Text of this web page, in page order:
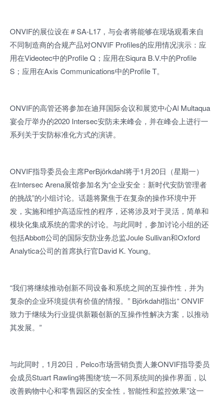
ONVIF的展位设在＃SA-L17，与会者将能够在现场观看来自
不同制造商的合规产品对ONVIF Profiles的应用情况演示：应
用在Videotec中的Profile Q；应用在Siqura B.V.中的Profile
S；应用在Axis Communications中的Profile T。
ONVIF的高管还将参加在迪拜国际会议和展览中心Al Multaqua
宴会厅举办的2020 Intersec安防未来峰会，并在峰会上进行一
系列关于安防标准化方式的演讲。
ONVIF指导委员会主席PerBjörkdahl将于1月20日（星期一）
在Intersec Arena展馆参加名为“企业安全：新时代安防管理者
的挑战”的小组讨论。话题将聚焦于在复杂的操作环境中开
发，实施和维护高适应性的程序，还将涉及对于灵活，简单和
模块化集成系统的需求的讨论。与此同时，参加讨论小组的还
包括Abbott公司的国际安防业务总监Joule Sullivan和Oxford
Analytica公司的首席执行官David K. Young。
“我们将继续推动创新不同设备和系统之间的互操作性，并为
复杂的企业环境提供有价值的情报。” Björkdahl指出“ ONVIF
致力于继续为行业提供新颖创新的互操作性解决方案，以推动
其发展。”
与此同时，1月20日，Pelco市场营销负责人兼ONVIF指导委员
会成员Stuart Rawling将围绕“统一不同系统间的操作界面，以
改善购物中心和零售园区的安全性，智能性和监控效果”这一